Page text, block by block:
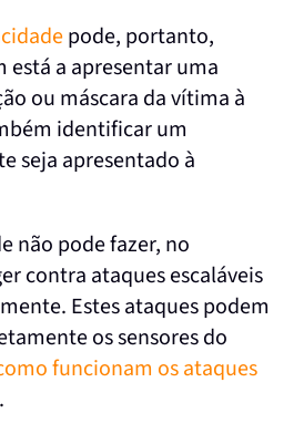
pode, portanto,
está a apresentar uma
ou máscara da vítima à
identificar um
seja apresentado à
não pode fazer, no
contra ataques escaláveis
Estes ataques podem
os sensores do
funcionam os ataques